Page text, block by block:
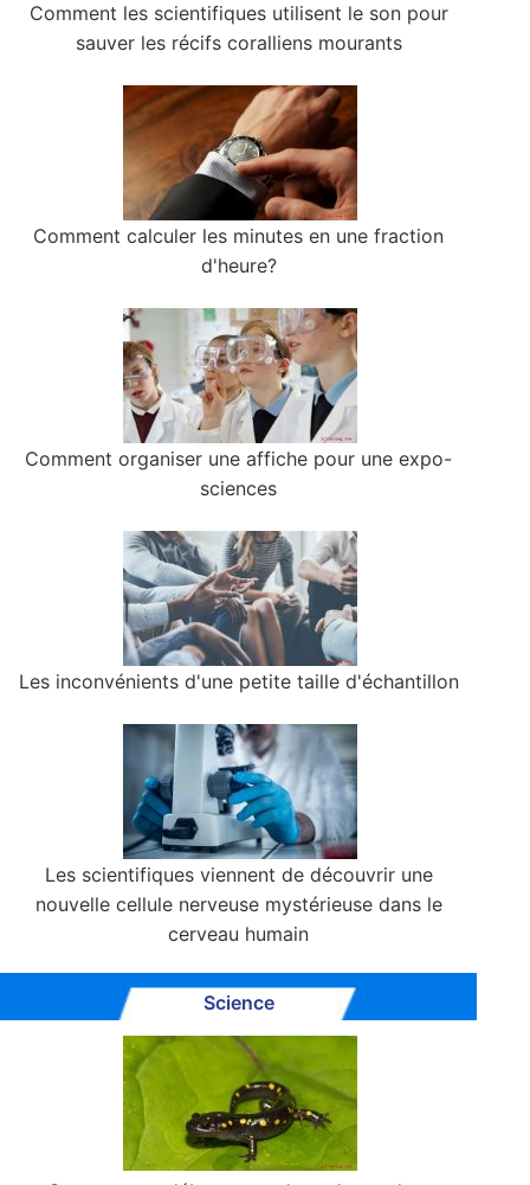
Comment les scientifiques utilisent le son pour
sauver les récifs coralliens mourants
Comment calculer les minutes en une fraction
d'heure?
Comment organiser une affiche pour une expo-
sciences
Les inconvénients d'une petite taille d'échantillon
Les scientifiques viennent de découvrir une
nouvelle cellule nerveuse mystérieuse dans le
cerveau humain
Science